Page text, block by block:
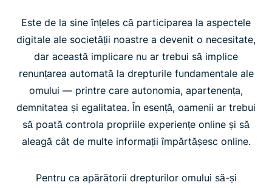
Este de la sine înțeles că participarea la aspectele
digitale ale societății noastre a devenit o necesitate,
dar această implicare nu ar trebui să implice
renunțarea automată la drepturile fundamentale ale
omului — printre care autonomia, apartenența,
demnitatea și egalitatea. În esență, oamenii ar trebui
să poată controla propriile experiențe online și să
aleagă cât de multe informații împărtășesc online.
Pentru ca apărătorii drepturilor omului să-și